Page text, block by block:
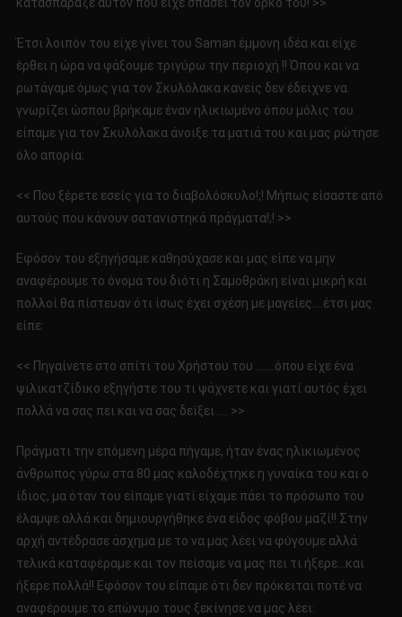
Έτσι λοιπόν του είχε γίνει του Saman έμμονη ιδέα και είχε
έρθει η ώρα να ψάξουμε τριγύρω την περιοχή !! Όπου και να
ρωτάγαμε όμως για τον Σκυλόλακα κανείς δεν έδειχνε να
γνωρίζει ώσπου βρήκαμε έναν ηλικιωμένο όπου μόλις του
είπαμε για τον Σκυλόλακα άνοιξε τα ματιά του και μας ρώτησε
όλο απορία:
<< Που ξέρετε εσείς για το διαβολόσκυλο!;! Μήπως είσαστε από
αυτούς που κάνουν σατανιστηκά πράγματα!;! >>
Εφόσον του εξηγήσαμε καθησύχασε και μας είπε να μην
αναφέρουμε το όνομα του διότι η Σαμοθράκη είναι μικρή και
πολλοί θα πίστευαν ότι ίσως έχει σχέση με μαγείες….έτσι μας
είπε:
<< Πηγαίνετε στο σπίτι του Χρήστου του …….όπου είχε ένα
ψιλικατζίδικο εξηγήστε του τι ψάχνετε και γιατί αυτός έχει
πολλά να σας πει και να σας δείξει …. >>
Πράγματι την επόμενη μέρα πήγαμε, ήταν ένας ηλικιωμένος
άνθρωπος γύρω στα 80 μας καλοδέχτηκε η γυναίκα του και ο
ίδιος, μα όταν του είπαμε γιατί είχαμε πάει το πρόσωπο του
έλαμψε αλλά και δημιουργήθηκε ένα είδος φόβου μαζί!! Στην
αρχή αντέδρασε άσχημα με το να μας λέει να φύγουμε αλλά
τελικά καταφέραμε και τον πείσαμε να μας πει τι ήξερε…και
ήξερε πολλά!! Εφόσον του είπαμε ότι δεν πρόκειται ποτέ να
αναφέρουμε το επώνυμο τους ξεκίνησε να μας λέει: